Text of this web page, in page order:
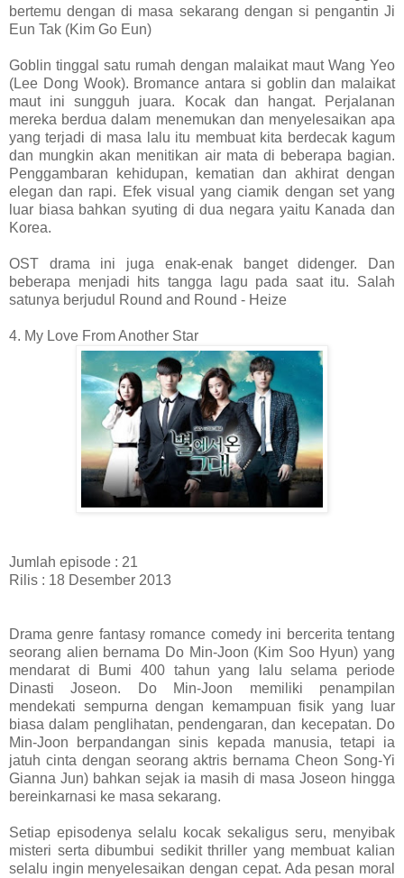
bertemu dengan di masa sekarang dengan si pengantin Ji
Eun Tak (Kim Go Eun)
Goblin tinggal satu rumah dengan malaikat maut Wang Yeo
(Lee Dong Wook). Bromance antara si goblin dan malaikat
maut ini sungguh juara. Kocak dan hangat. Perjalanan
mereka berdua dalam menemukan dan menyelesaikan apa
yang terjadi di masa lalu itu membuat kita berdecak kagum
dan mungkin akan menitikan air mata di beberapa bagian.
Penggambaran kehidupan, kematian dan akhirat dengan
elegan dan rapi. Efek visual yang ciamik dengan set yang
luar biasa bahkan syuting di dua negara yaitu Kanada dan
Korea.
OST drama ini juga enak-enak banget didenger. Dan
beberapa menjadi hits tangga lagu pada saat itu. Salah
satunya berjudul Round and Round - Heize
4. My Love From Another Star
Jumlah episode : 21
Rilis : 18 Desember 2013
Drama genre fantasy romance comedy ini bercerita tentang
seorang alien bernama Do Min-Joon (Kim Soo Hyun) yang
mendarat di Bumi 400 tahun yang lalu selama periode
Dinasti Joseon. Do Min-Joon memiliki penampilan
mendekati sempurna dengan kemampuan fisik yang luar
biasa dalam penglihatan, pendengaran, dan kecepatan. Do
Min-Joon berpandangan sinis kepada manusia, tetapi ia
jatuh cinta dengan seorang aktris bernama Cheon Song-Yi
Gianna Jun) bahkan sejak ia masih di masa Joseon hingga
bereinkarnasi ke masa sekarang.
Setiap episodenya selalu kocak sekaligus seru, menyibak
misteri serta dibumbui sedikit thriller yang membuat kalian
selalu ingin menyelesaikan dengan cepat. Ada pesan moral